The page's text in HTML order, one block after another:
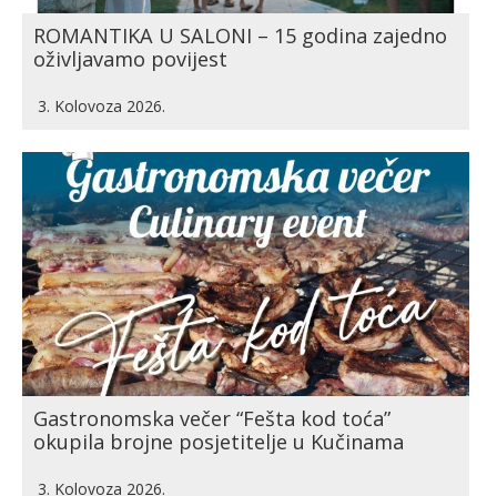
ROMANTIKA U SALONI – 15 godina zajedno
oživljavamo povijest
3. Kolovoza 2026.
Gastronomska večer “Fešta kod toća”
okupila brojne posjetitelje u Kučinama
3. Kolovoza 2026.